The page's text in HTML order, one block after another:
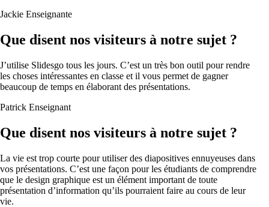
Jackie Enseignante
Que disent nos visiteurs à notre sujet ?
J’utilise Slidesgo tous les jours. C’est un très bon outil pour rendre
les choses intéressantes en classe et il vous permet de gagner
beaucoup de temps en élaborant des présentations.
Patrick Enseignant
Que disent nos visiteurs à notre sujet ?
La vie est trop courte pour utiliser des diapositives ennuyeuses dans
vos présentations. C’est une façon pour les étudiants de comprendre
que le design graphique est un élément important de toute
présentation d’information qu’ils pourraient faire au cours de leur
vie.